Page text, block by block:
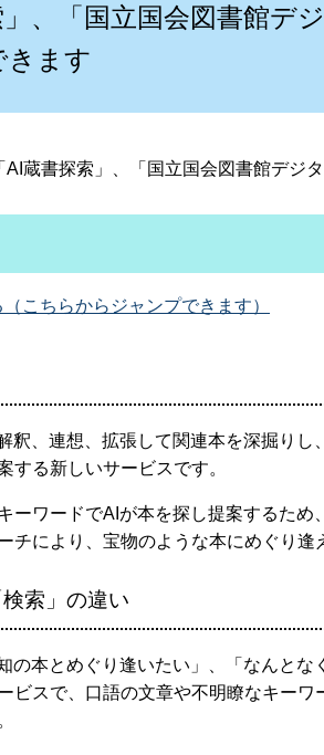
ご
」、「国立国会図書館デ
きます
蔵書探索」、「国立国会図書館デジ
こちらからジャンプできます）
釈、連想、拡張して関連本を深掘り
する新しいサービスです。
ーワードでAIが本を探し提案するため
チにより、宝物のような本にめぐり逢
検索」の違い
の本とめぐり逢いたい」、「なんと
ビスで、口語の文章や不明瞭なキー